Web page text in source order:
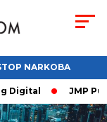
NARKOBA
JMP Puji